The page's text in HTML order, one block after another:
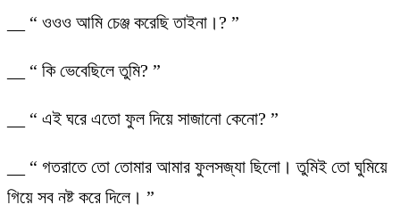
__ “ ওওও আমি চেঞ্জ করেছি তাইনা।? ”
__ “ কি ভেবেছিলে তুমি? ”
__ “ এই ঘরে এতো ফুল দিয়ে সাজানো কেনো? ”
__ “ গতরাতে তো তোমার আমার ফুলসজ্যা ছিলো। তুমিই তো ঘুমিয়ে
গিয়ে সব নষ্ট করে দিলে। ”